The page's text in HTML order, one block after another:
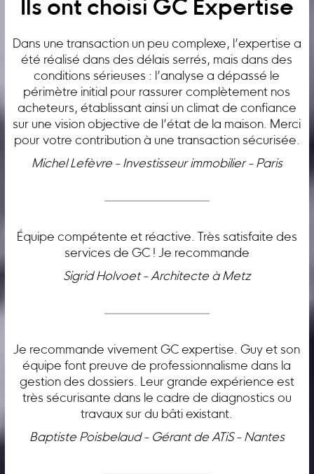
Ils ont choisi GC Expertise
Dans une transaction un peu complexe, l’expertise a
été réalisé dans des délais serrés, mais dans des
conditions sérieuses : l’analyse a dépassé le
périmètre initial pour rassurer complètement nos
acheteurs, établissant ainsi un climat de confiance
sur une vision objective de l’état de la maison. Merci
pour votre contribution à une transaction sécurisée.
Michel Lefèvre - Investisseur immobilier - Paris
Équipe compétente et réactive. Très satisfaite des
services de GC ! Je recommande
Sigrid Holvoet - Architecte à Metz
Je recommande vivement GC expertise. Guy et son
équipe font preuve de professionnalisme dans la
gestion des dossiers. Leur grande expérience est
très sécurisante dans le cadre de diagnostics ou
travaux sur du bâti existant.
Baptiste Poisbelaud - Gérant de ATiS - Nantes